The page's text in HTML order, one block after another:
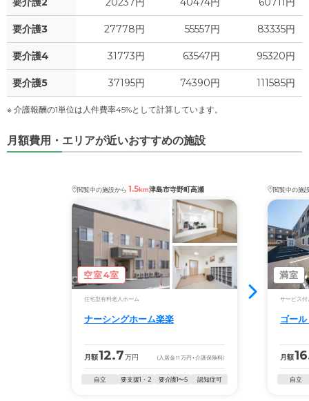
要介護3 27778円 55557円 83335円
要介護4 31773円 63547円 95320円
要介護5 37195円 74390円 111585円
※ 介護報酬の1単位は人件費率45%として計算しています。
月額費用・エリアが近いおすすめの施設
閲覧中の施設から 1.5km津島市寺野町高瀬
空室4室
住宅型有料老人ホーム
ナーシングホーム楽楽
月額12.7万円 (入居金11 万円 +介護保険料)
自立 要支援1・2 要介護1〜5 認知症可
閲覧中の施
満室
サービス付
ゴー
月額
自立